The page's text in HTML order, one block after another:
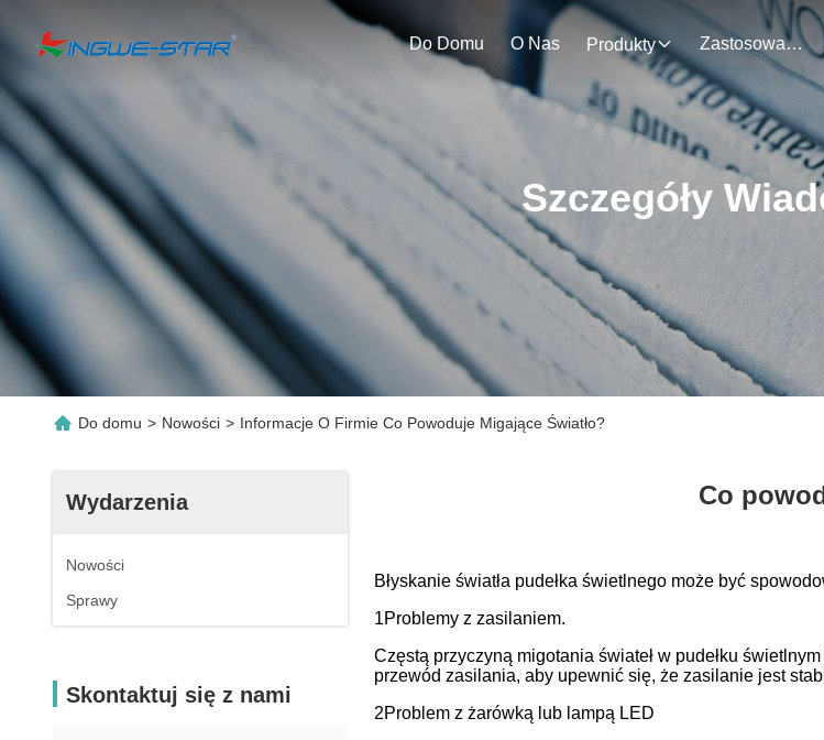
Do Domu O Nas Produkty Zastosowanie
Szczegóły
Do domu > Nowości > Informacje O Firmie Co Powoduje Migające Światło?
Wydarzenia
Nowości
Sprawy
Skontaktuj się z nami
Co
Błyskanie światła pudełka świetlnego może być
1Problemy z zasilaniem.
Częstą przyczyną migotania świateł w pudełku
przewód zasilania, aby upewnić się, że zasilanie jest
2Problem z żarówką lub lampą LED